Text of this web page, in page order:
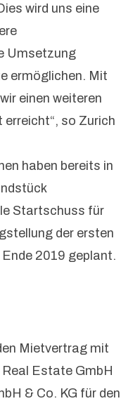
wird uns eine
Umsetzung
ermöglichen. Mit
einen weiteren
so Zurich
haben bereits in
Startschuss für
der ersten
2019 geplant.
Mietvertrag mit
Estate GmbH
& Co. KG für den